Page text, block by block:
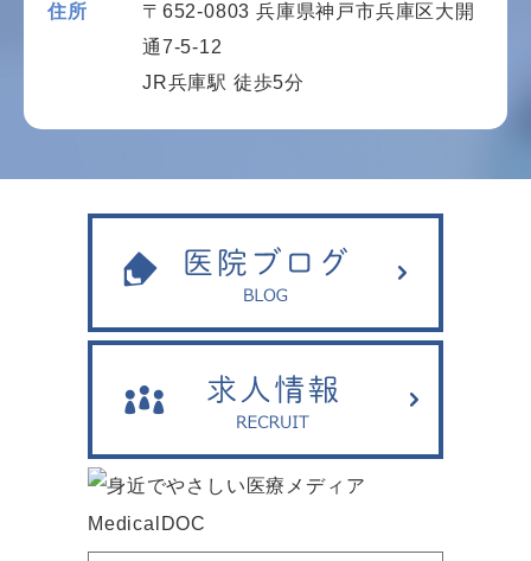
住所
〒652-0803 兵庫県神戸市兵庫区大開
通7-5-12
JR兵庫駅 徒歩5分